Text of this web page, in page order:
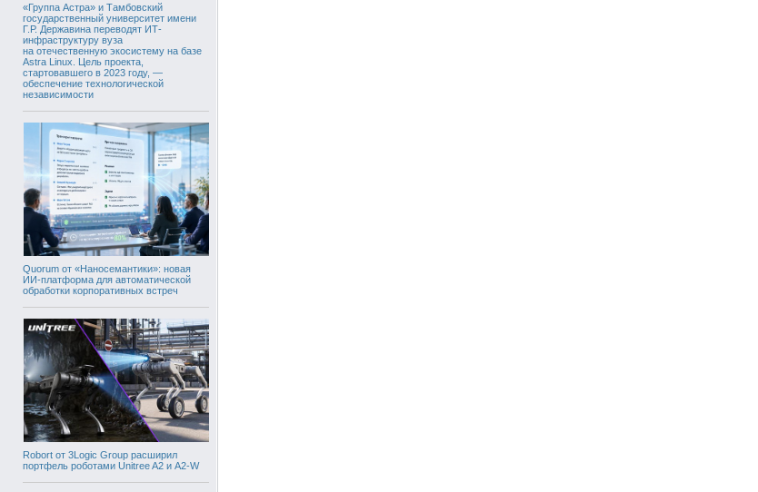
«Группа Астра» и Тамбовский
государственный университет имени
Г.Р. Державина переводят ИТ-
инфраструктуру вуза
на отечественную экосистему на базе
Astra Linux. Цель проекта,
стартовавшего в 2023 году, —
обеспечение технологической
независимости
Quorum от «Наносемантики»: новая
ИИ-платформа для автоматической
обработки корпоративных встреч
Robort от 3Logic Group расширил
портфель роботами Unitree A2 и A2-W